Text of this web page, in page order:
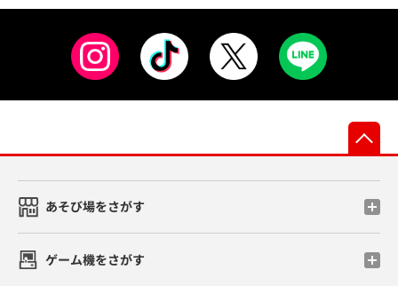
あそび場をさがす
ゲーム機をさがす